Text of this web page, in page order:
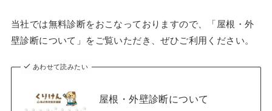
当社では無料診断をおこなっておりますので、「屋根・外
壁診断について」をご覧いただき、ぜひご利用ください。
あわせて読みたい
屋根・外壁診断について